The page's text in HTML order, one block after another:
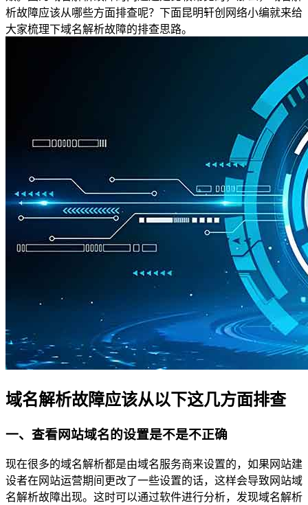
析故障应该从哪些方面排查呢？下面昆明轩创网络小编就来给
大家梳理下域名解析故障的排查思路。
域名解析故障应该从以下这几方面排查
一、查看网站域名的设置是不是不正确
现在很多的域名解析都是由域名服务商来设置的，如果网站建
设者在网站运营期间更改了一些设置的话，这样会导致网站域
名解析故障出现。这时可以通过软件进行分析，发现域名解析